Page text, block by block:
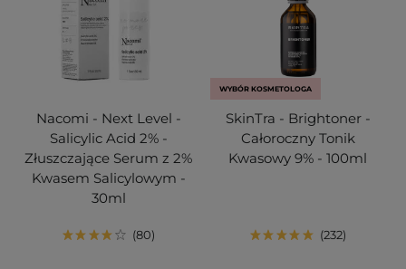
Nacomi - Next Level -
Salicylic Acid 2% -
Złuszczające Serum z 2%
Kwasem Salicylowym -
30ml
80
WYBÓR KOSMETOLOGA
SkinTra - Brightoner -
Całoroczny Tonik
Kwasowy 9% - 100ml
232